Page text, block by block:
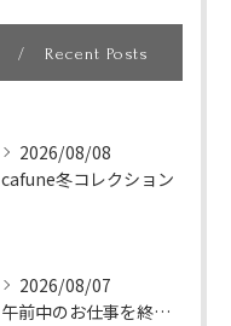
Recent Posts
2026/08/08
cafune冬コレクション
2026/08/07
午前中のお仕事を終えて、新大久保へランチに🇰🇷🤍